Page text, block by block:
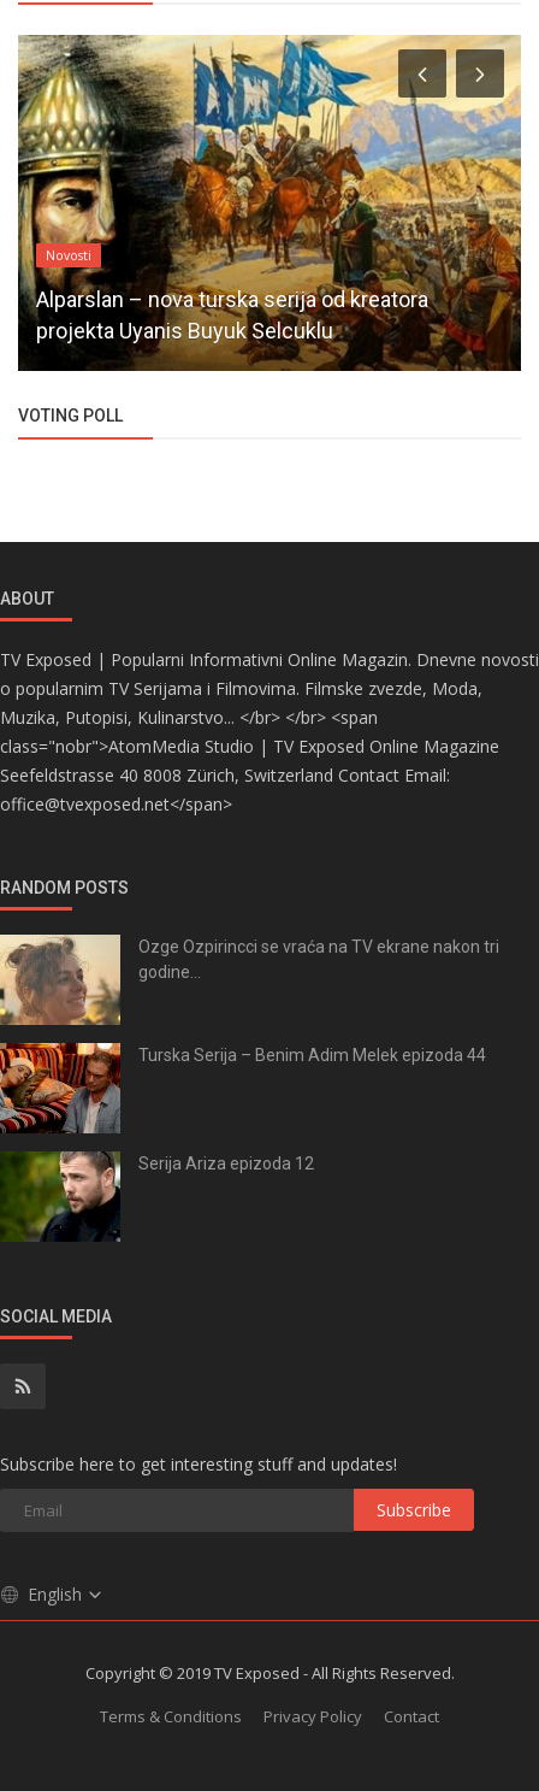
Novosti
Alparslan – nova turska serija od kreatora
projekta Uyanis Buyuk Selcuklu
VOTING POLL
ABOUT
TV Exposed | Popularni Informativni Online Magazin. Dnevne novosti
o popularnim TV Serijama i Filmovima. Filmske zvezde, Moda,
Muzika, Putopisi, Kulinarstvo... </br> </br> <span
class="nobr">AtomMedia Studio | TV Exposed Online Magazine
Seefeldstrasse 40 8008 Zürich, Switzerland Contact Email:
office@tvexposed.net</span>
RANDOM POSTS
Ozge Ozpirincci se vraća na TV ekrane nakon tri
godine...
Turska Serija – Benim Adim Melek epizoda 44
Serija Ariza epizoda 12
SOCIAL MEDIA
Subscribe here to get interesting stuff and updates!
Subscribe
English
Copyright © 2019 TV Exposed - All Rights Reserved.
Terms & Conditions
Privacy Policy Contact